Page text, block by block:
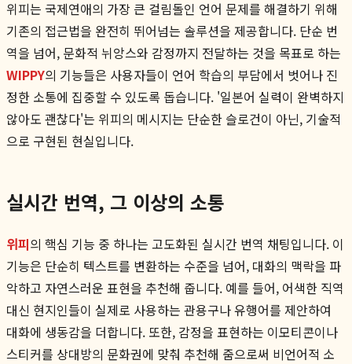
위피는 국제연애의 가장 큰 걸림돌인 언어 문제를 해결하기 위해
기존의 접근법을 완전히 뛰어넘는 솔루션을 제공합니다. 단순 번
역을 넘어, 문화적 뉘앙스와 감정까지 전달하는 것을 목표로 하는
WIPPY의 기능들은 사용자들이 언어 학습의 부담에서 벗어나 진
정한 소통에 집중할 수 있도록 돕습니다. '일본어 실력이 완벽하지
않아도 괜찮다'는 위피의 메시지는 단순한 슬로건이 아닌, 기술적
으로 구현된 현실입니다.
실시간 번역, 그 이상의 소통
위피의 핵심 기능 중 하나는 고도화된 실시간 번역 채팅입니다. 이
기능은 단순히 텍스트를 변환하는 수준을 넘어, 대화의 맥락을 파
악하고 자연스러운 표현을 추천해 줍니다. 예를 들어, 어색한 직역
대신 현지인들이 실제로 사용하는 관용구나 유행어를 제안하여
대화에 생동감을 더합니다. 또한, 감정을 표현하는 이모티콘이나
스티커를 상대방의 문화권에 맞춰 추천해 줌으로써 비언어적 소